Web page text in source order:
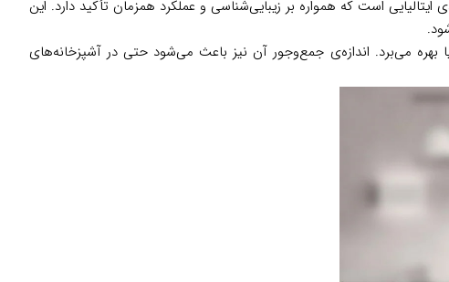
است که همواره بر زیبایی‌شناسی و عملکرد همزمان تأکید دارد. این
بهره می‌برد. اندازه‌ی جمع‌وجور آن نیز باعث می‌شود حتی در آشپزخانه‌های